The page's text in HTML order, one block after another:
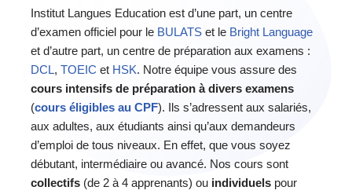
Institut Langues Education est d’une part, un centre
d’examen officiel pour le BULATS et le Bright Language
et d’autre part, un centre de préparation aux examens :
DCL, TOEIC et HSK. Notre équipe vous assure des
cours intensifs de préparation à divers examens
(cours éligibles au CPF). Ils s’adressent aux salariés,
aux adultes, aux étudiants ainsi qu’aux demandeurs
d’emploi de tous niveaux. En effet, que vous soyez
débutant, intermédiaire ou avancé. Nos cours sont
collectifs (de 2 à 4 apprenants) ou individuels pour